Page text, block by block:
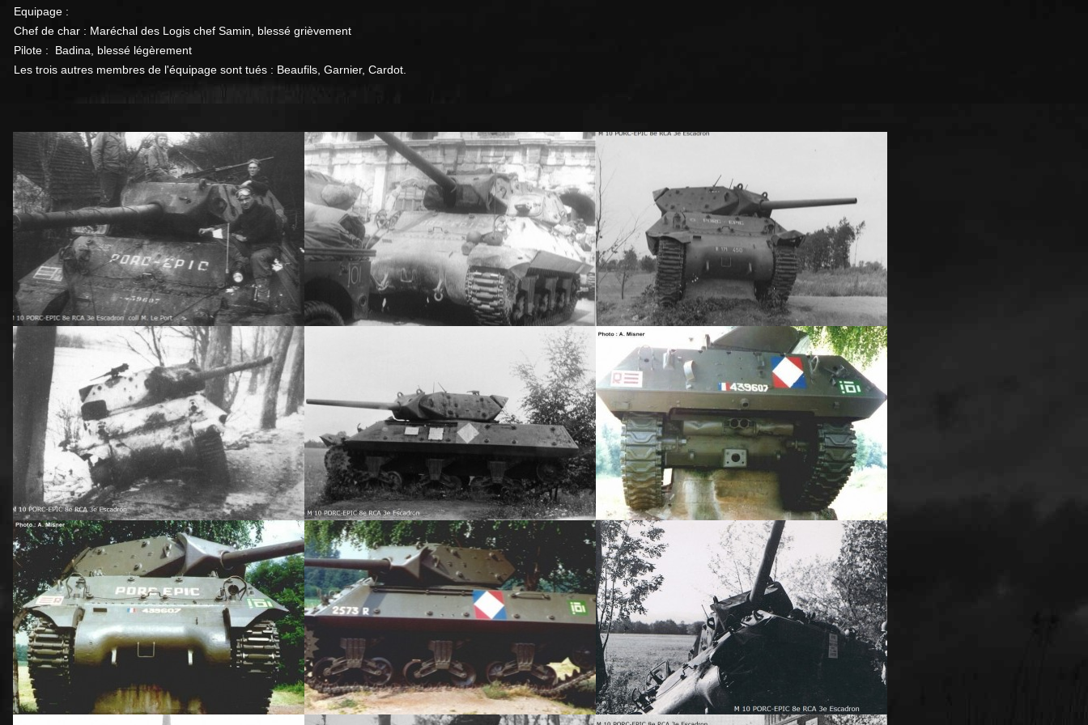
Equipage :
Chef de char : Maréchal des Logis chef Samin, blessé grièvement
Pilote : Badina, blessé légèrement
Les trois autres membres de l'équipage sont tués : Beaufils, Garnier, Cardot.